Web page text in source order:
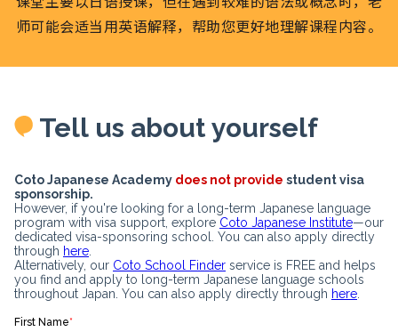
师可能会适当用英语解释，帮助您更好地理解课程内容。